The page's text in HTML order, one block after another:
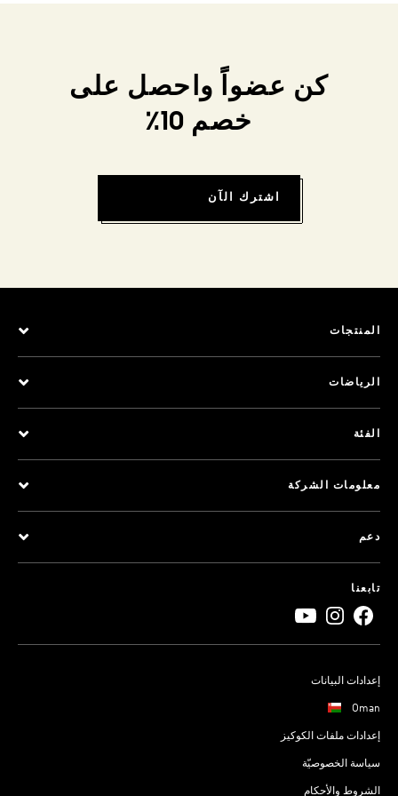
كن عضواً واحصل على
خصم 10٪
اشترك الآن
المنتجات
الرياضات
الفئة
معلومات الشركة
دعم
تابعنا
إعدادات البيانات
Oman
إعدادات ملفات الكوكيز
سياسة الخصوصيّة
الشروط والأحكام